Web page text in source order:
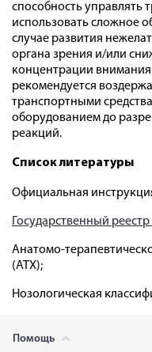
способность управлять
использовать сложное
случае развития
органа зрения и/или
концентрации
рекомендуется
транспортными
оборудованием до
реакций.
Список литературы
Официальная
Государственный
Анатомо-
(ATX);
Нозологическая
Помощь